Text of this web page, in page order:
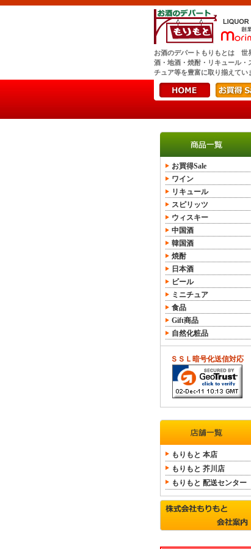
お酒のデパートもりもとは 世
酒・地酒・焼酎・リキュール・
チュア等を豊富に取り揃えてい
お買得Sale
ワイン
リキュール
スピリッツ
ウィスキー
中国酒
韓国酒
焼酎
日本酒
ビール
ミニチュア
食品
Gift商品
自然化粧品
ＳＳＬ暗号化送信対応
もりもと 本店
もりもと 芥川店
もりもと 配送センター